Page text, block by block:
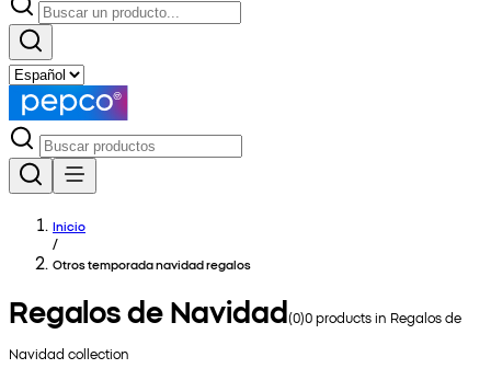
Inicio
/
Otros temporada navidad regalos
Regalos de Navidad(0)0products in Regalos de
Navidad collection